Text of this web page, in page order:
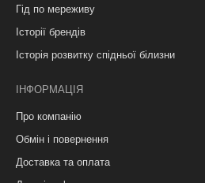
Гід по мереживу
Історії брендів
Історія розвитку спідньої білизни
ІНФОРМАЦІЯ
Про компанію
Обмін і повернення
Доставка та оплата